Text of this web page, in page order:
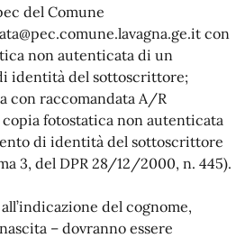
del Comune
con
non autenticata di un
identità del sottoscrittore;
con raccomandata A/R
fotostatica non autenticata
di identità del sottoscrittore
3, del DPR 28/12/2000, n. 445).
del cognome,
– dovranno essere